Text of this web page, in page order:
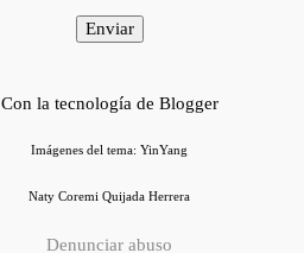
Con la tecnología de Blogger
Imágenes del tema: YinYang
Naty Coremi Quijada Herrera
Denunciar abuso